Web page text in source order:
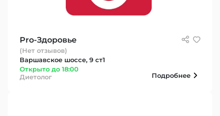
Pro-Здоровье
(Нет отзывов)
Варшавское шоссе, 9 ст1
Открыто до 18:00
Диетолог
Подробнее